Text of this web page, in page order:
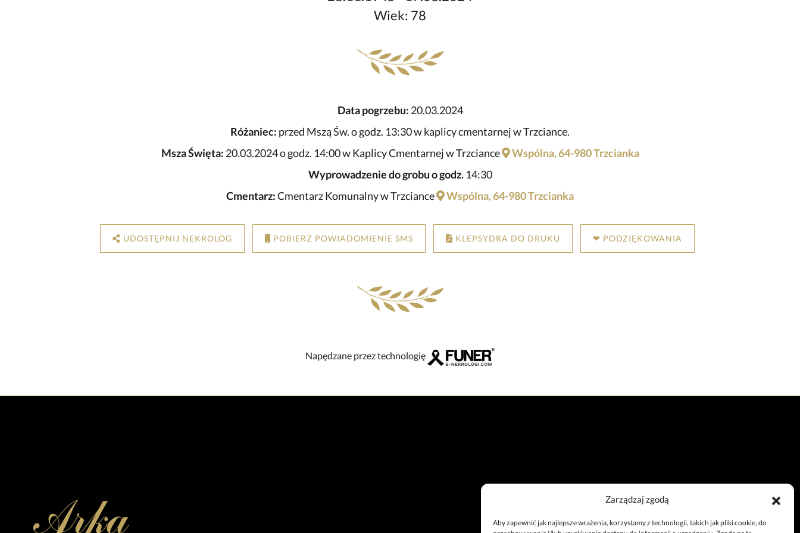
Zarządzaj zgodą
Aby zapewnić jak najlepsze wrażenia, korzystamy z technologii, takich jak pliki cookie, do
Wiek: 78
Data pogrzebu: 20.03.2024
Różaniec: przed Mszą Św. o godz. 13:30 w kaplicy cmentarnej w Trzciance.
Msza Święta: 20.03.2024 o godz. 14:00 w Kaplicy Cmentarnej w Trzciance
Wspólna, 64-980 Trzcianka
Wyprowadzenie do grobu o godz.14:30
Cmentarz:Cmentarz Komunalny w Trzciance Wspólna, 64-980 Trzcianka
UDOSTĘPNIJ NEKROLOG POBIERZ POWIADOMIENIE SMS KLEPSYDRA DO DRUKU ❤ PODZIĘKOWANIA
Napędzane przez technologię
Całodobowy telefon